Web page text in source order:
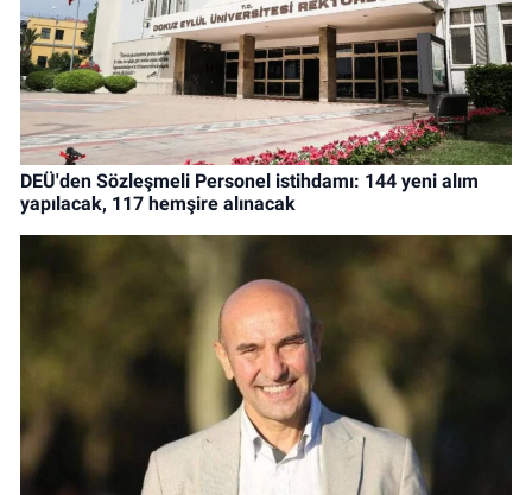
DEÜ'den Sözleşmeli Personel istihdamı: 144 yeni alım
yapılacak, 117 hemşire alınacak